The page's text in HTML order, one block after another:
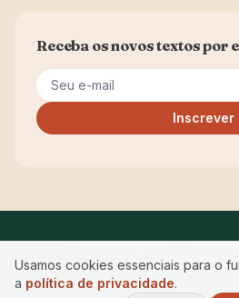
Receba os novos textos por
Seu e-mail
Inscrever
Privacidade
© 2026 Maria Manuela Ferreira ·
Usamos cookies essenciais para o
a política de privacidade.